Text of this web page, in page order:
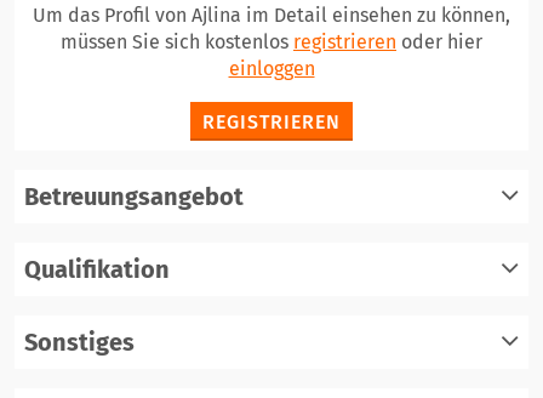
Um das Profil von Ajlina im Detail einsehen zu können,
müssen Sie sich kostenlos registrieren oder hier
einloggen
REGISTRIEREN
Betreuungsangebot
Qualifikation
Sonstiges